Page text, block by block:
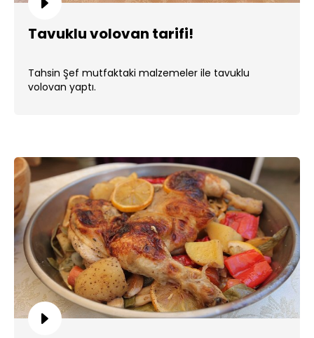
Tavuklu volovan tarifi!
Tahsin Şef mutfaktaki malzemeler ile tavuklu
volovan yaptı.